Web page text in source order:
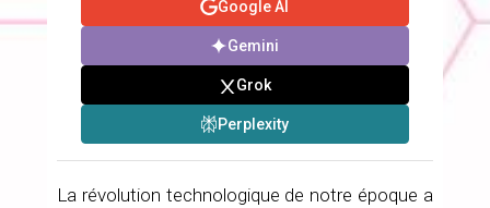
Google AI
Gemini
Grok
Perplexity
La révolution technologique de notre époque a